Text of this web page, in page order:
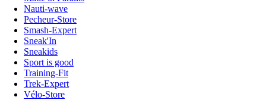
Nauti-wave
Pecheur-Store
Smash-Expert
Sneak'In
Sneakids
Sport is good
Training-Fit
Trek-Expert
Vélo-Store